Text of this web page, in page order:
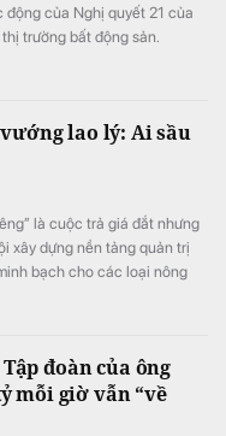
động của Nghị quyết 21 của
trường bất động sản.
lao lý: Ai sầu
là cuộc trả giá đắt nhưng
xây dựng nền tảng quản trị
bạch cho các loại nông
đoàn của ông
mỗi giờ vẫn “về